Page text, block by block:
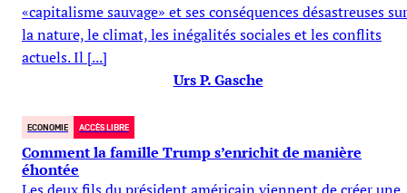
«capitalisme sauvage» et ses conséquences désastreuses sur
la nature, le climat, les inégalités sociales et les conflits
actuels. Il [...]
Urs P. Gasche
ECONOMIE ACCÈS LIBRE
Comment la famille Trump s’enrichit de manière
éhontée